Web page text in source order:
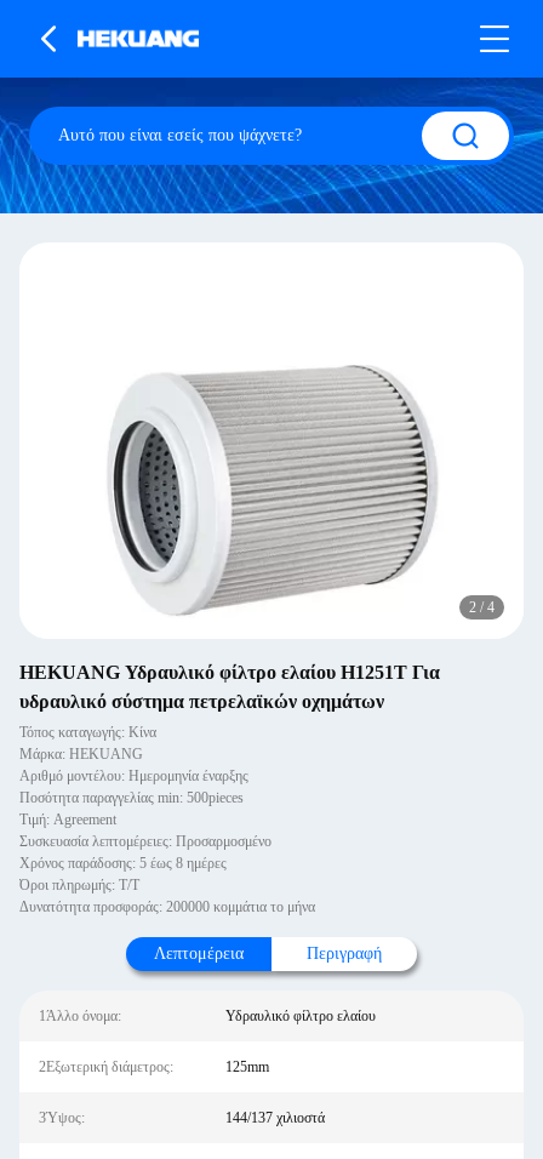
2 / 4
HEKUANG Υδραυλικό φίλτρο ελαίου H1251T Για
υδραυλικό σύστημα πετρελαϊκών οχημάτων
Τόπος καταγωγής: Κίνα
Μάρκα: HEKUANG
Αριθμό μοντέλου: Ημερομηνία έναρξης
Ποσότητα παραγγελίας min: 500pieces
Τιμή: Agreement
Συσκευασία λεπτομέρειες: Προσαρμοσμένο
Χρόνος παράδοσης: 5 έως 8 ημέρες
Όροι πληρωμής: Τ/Τ
Δυνατότητα προσφοράς: 200000 κομμάτια το μήνα
Λεπτομέρεια Περιγραφή
1Άλλο όνομα: Υδραυλικό φίλτρο ελαίου
2Εξωτερική διάμετρος: 125mm
3Ύψος: 144/137 χιλιοστά